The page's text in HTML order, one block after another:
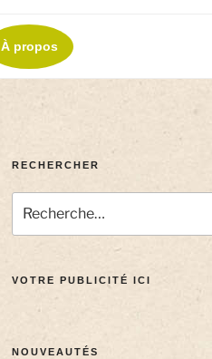
À propos
RECHERCHER
VOTRE PUBLICITÉ ICI
NOUVEAUTÉS